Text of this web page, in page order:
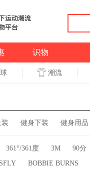
识物
潮流
健身下装 健身用品
361°/361度 3M 90分
BOBBIE BURNS